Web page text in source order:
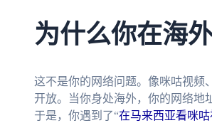
为什么你在海
这不是你的网络问题。像咪咕视频
开放。当你身处海外，你的网络地
于是，你遇到了“在马来西亚看咪